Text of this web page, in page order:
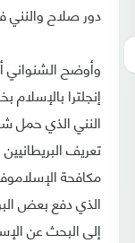
دور صلاح والنني
وأوضح الشنواني
إنجلترا
النني الذي حمل
تعريف
مكافحة
الذي دفع بعض
إلى البحث عن